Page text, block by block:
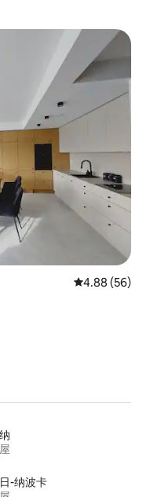
平均评分 4.88
4.88 (56)
-纳波卡